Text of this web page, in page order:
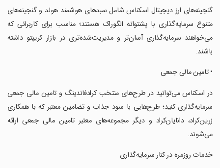
‏گنجینه‌های ارز دیجیتال اسکناس شامل سبدهای هوشمند هولد و گنجینه‌های
متنوع سرمایه‌گذاری با پشتوانه الگوراک هستند؛ مناسب برای کاربرانی که
می‌خواهند سرمایه‌گذاری آسان‌تر و مدیریت‌شده‌تری در بازار کریپتو داشته
باشند.
‏• تامین مالی جمعی
‏در اسکناس می‌توانید در طرح‌های منتخب کرادفاندینگ و تامین مالی جمعی
سرمایه‌گذاری کنید؛ طرح‌هایی با سود جذاب و تضامین معتبر که با همکاری
زرین‌کراد، دانایان‌کراد و دیگر مجموعه‌های معتبر تامین مالی جمعی ارائه
می‌شوند.
‏خدمات روزمره در کنار سرمایه‌گذاری